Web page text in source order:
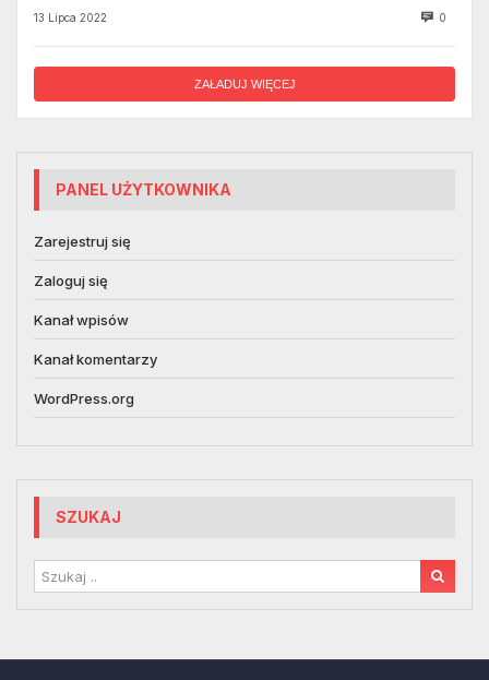
13 Lipca 2022 0
ZAŁADUJ WIĘCEJ
PANEL UŻYTKOWNIKA
Zarejestruj się
Zaloguj się
Kanał wpisów
Kanał komentarzy
WordPress.org
SZUKAJ